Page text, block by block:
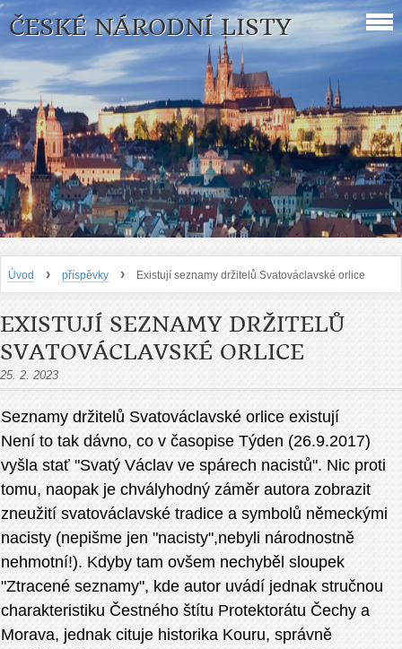
ČESKÉ NÁRODNÍ LISTY
Úvod › příspěvky › Existují seznamy držitelů Svatováclavské orlice
EXISTUJÍ SEZNAMY DRŽITELŮ
SVATOVÁCLAVSKÉ ORLICE
25. 2. 2023
Seznamy držitelů Svatováclavské orlice existují
Není to tak dávno, co v časopise Týden (26.9.2017)
vyšla stať "Svatý Václav ve spárech nacistů". Nic proti
tomu, naopak je chvályhodný záměr autora zobrazit
zneužití svatováclavské tradice a symbolů německými
nacisty (nepišme jen "nacisty",nebyli národnostně
nehmotní!). Kdyby tam ovšem nechyběl sloupek
"Ztracené seznamy", kde autor uvádí jednak stručnou
charakteristiku Čestného štítu Protektorátu Čechy a
Morava, jednak cituje historika Kouru, správně